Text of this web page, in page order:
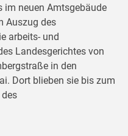
im neuen Amtsgebäude
Auszug des
arbeits- und
Landesgerichtes von
in den
Dort blieben sie bis zum